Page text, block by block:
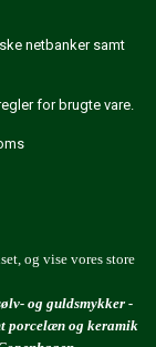
netbanker samt
for brugte vare.
og vise vores store
og guldsmykker -
porcelæn og keramik